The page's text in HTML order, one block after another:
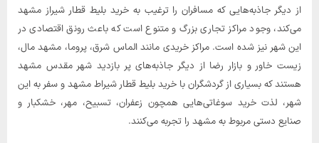
از دیگر جاذبه‌هایی که مسافران را ترغیب به خرید بلیط قطار شیراز مشهد
می‌کند، وجود مراکز تجاری بزرگ و متنوع است که باعث رونق اقتصادی در
این شهر نیز شده است. مراکز خریدی مانند الماس شرق، پروما، مشهد مال،
زیست خاور و بازار رضا از دیگر جاذبه‌های پر بازدید شهر مقدس مشهد
هستند که بسیاری از گردشگران با خرید بلیط قطار شیراط مشهد و سفر به این
شهر، لذت خرید سوغاتی‌هایی همچون زعفران، تسبیح، مهر، خشکبار و
صنایع دستی مربوط به مشهد را تجربه می‌کنند.